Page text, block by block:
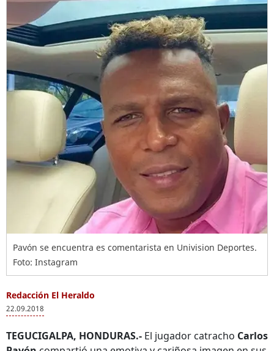
Pavón se encuentra es comentarista en Univision Deportes.
Foto: Instagram
Redacción El Heraldo
22.09.2018
TEGUCIGALPA, HONDURAS.- El jugador catracho Carlos